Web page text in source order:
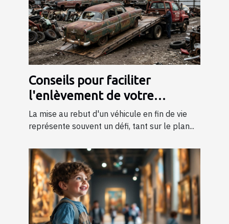
Conseils pour faciliter
l'enlèvement de votre
véhicule en fin de vie
La mise au rebut d'un véhicule en fin de vie
représente souvent un défi, tant sur le plan...